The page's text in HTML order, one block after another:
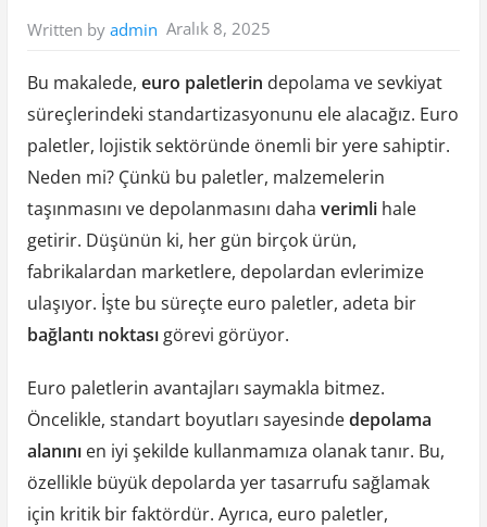
Written by admin Aralık 8, 2025
Bu makalede, euro paletlerin depolama ve sevkiyat
süreçlerindeki standartizasyonunu ele alacağız. Euro
paletler, lojistik sektöründe önemli bir yere sahiptir.
Neden mi? Çünkü bu paletler, malzemelerin
taşınmasını ve depolanmasını daha verimlihale
getirir. Düşünün ki, her gün birçok ürün,
fabrikalardan marketlere, depolardan evlerimize
ulaşıyor. İşte bu süreçte euro paletler, adeta bir
bağlantı noktasıgörevi görüyor.
Euro paletlerin avantajları saymakla bitmez.
Öncelikle, standart boyutları sayesindedepolama
alanınıen iyi şekilde kullanmamıza olanak tanır. Bu,
özellikle büyük depolarda yer tasarrufu sağlamak
için kritik bir faktördür. Ayrıca, euro paletler,